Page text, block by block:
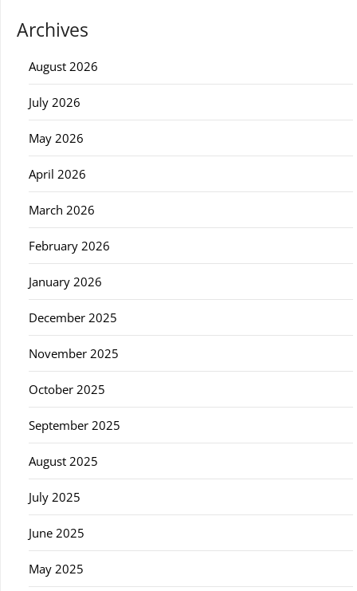
Archives
August 2026
July 2026
May 2026
April 2026
March 2026
February 2026
January 2026
December 2025
November 2025
October 2025
September 2025
August 2025
July 2025
June 2025
May 2025